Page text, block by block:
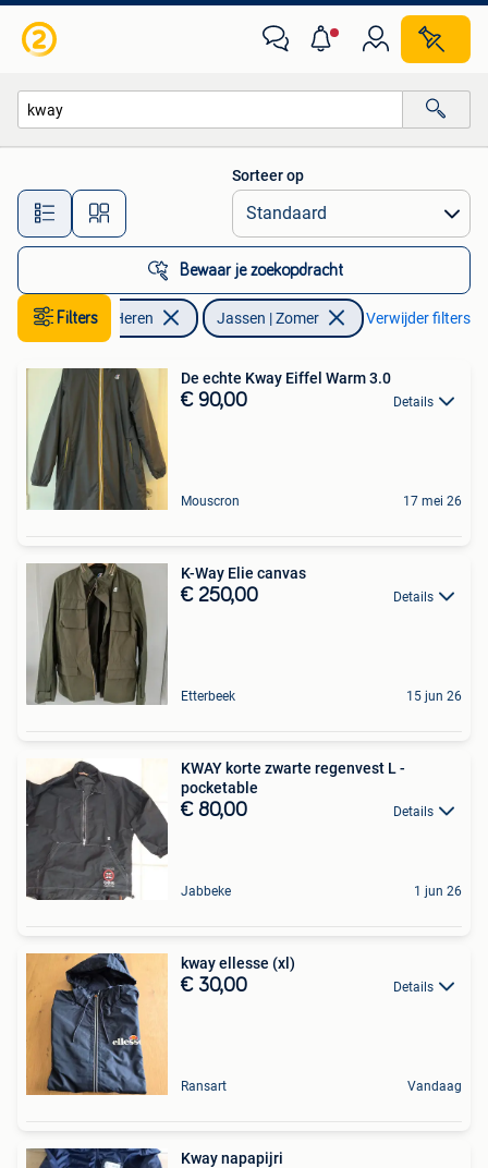
Alle afstanden…
Sorteer op
Bewaar je zoekopdracht
Filters
Kleding | Heren Jassen | Zomer Verwijder filters
De echte Kway Eiffel Warm 3.0
€ 90,00 Details
Mouscron 17 mei 26
K-Way Elie canvas
€ 250,00 Details
Etterbeek 15 jun 26
KWAY korte zwarte regenvest L -
pocketable
€ 80,00 Details
Jabbeke 1 jun 26
kway ellesse (xl)
€ 30,00 Details
Ransart Vandaag
Kway napapijri